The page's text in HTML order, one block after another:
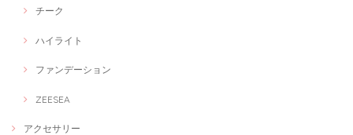
チーク
ハイライト
ファンデーション
ZEESEA
アクセサリー